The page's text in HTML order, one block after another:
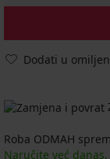
Dodati u
Roba ODMAH
Naručite već